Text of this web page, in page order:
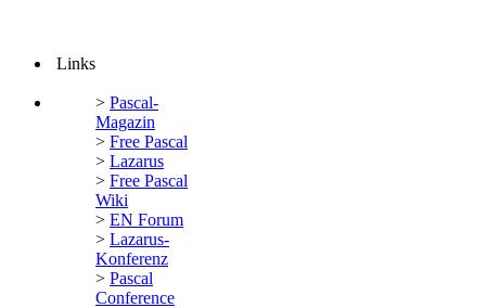
Links
> Pascal-
Magazin
> Free Pascal
> Lazarus
> Free Pascal
Wiki
> EN Forum
> Lazarus-
Konferenz
> Pascal
Conference